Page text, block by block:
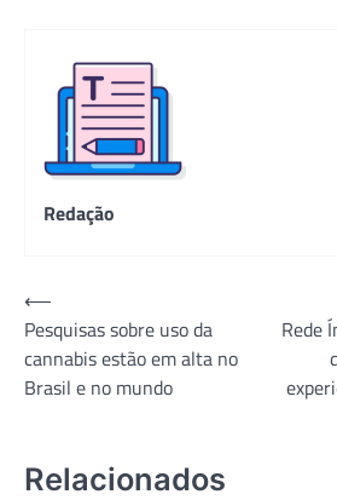
Redação
Navegação
de
Post
⟵
Pesquisas sobre uso da
cannabis estão em alta no
Brasil e no mundo
Rede
Relacionados